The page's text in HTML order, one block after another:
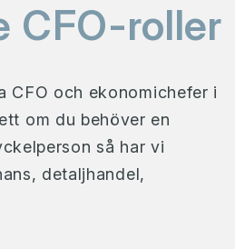
CFO-roller
CFO och ekonomichefer i
om du behöver en
så har vi
detaljhandel,